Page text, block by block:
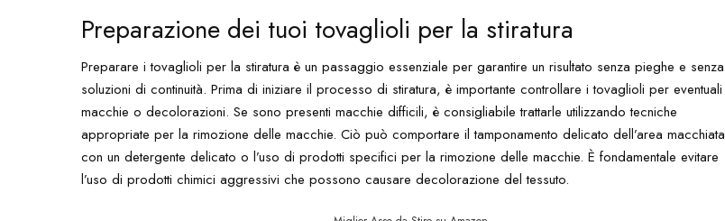
Preparazione dei tuoi tovaglioli per la stiratura
Preparare i tovaglioli per la stiratura è un passaggio essenziale per garantire un risultato senza pieghe e senza
soluzioni di continuità. Prima di iniziare il processo di stiratura, è importante controllare i tovaglioli per eventuali
macchie o decolorazioni. Se sono presenti macchie difficili, è consigliabile trattarle utilizzando tecniche
appropriate per la rimozione delle macchie. Ciò può comportare il tamponamento delicato dell’area macchiata
con un detergente delicato o l’uso di prodotti specifici per la rimozione delle macchie. È fondamentale evitare
l’uso di prodotti chimici aggressivi che possono causare decolorazione del tessuto.